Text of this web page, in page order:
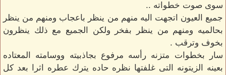
سوى صوت خطواته ..
جميع العيون اتجهت اليه منهم من ينظر باعجاب ومنهم من ينظر
بحالميه ومنهم من ينظر بفخر ولكن الجميع مع ذلك ينظرون
بخوف وترقب .
سار بخطوات متزنه رأسه مرفوع بجاذبيته ووسامته المعتاده
بعينه الزيتونه التى غلفتها نظره حاده يترك عطره اثرا بعد كل